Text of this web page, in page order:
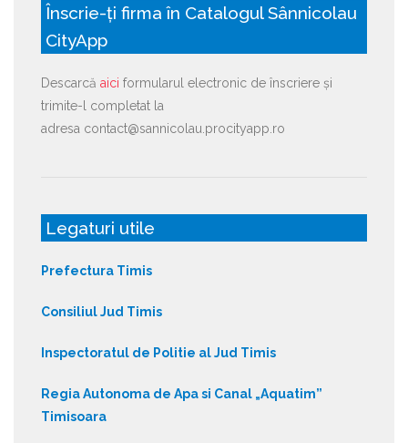
Înscrie-ți firma în Catalogul Sânnicolau
CityApp
Descarcă aici formularul electronic de înscriere și
trimite-l completat la
adresa contact@sannicolau.procityapp.ro
Legaturi utile
Prefectura Timis
Consiliul Jud Timis
Inspectoratul de Politie al Jud Timis
Regia Autonoma de Apa si Canal „Aquatim”
Timisoara